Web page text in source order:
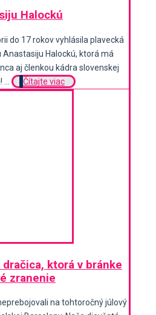
Halockú
do 17 rokov vyhlásila plavecká
Halockú, ktorá má
aj členkou kádra slovenskej
Čítajte viac
ktorá v bránke
zranenie
na tohtoročný júlový